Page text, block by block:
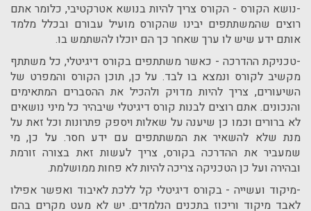
-נושא הקורס - הקורס צריך להיות בנושא אטרקטיבי, כלומר אתם
רוצים שהמשתתפים יבינו שהקורס מועיל עבורם ובכלל מלמד
אותם ידע שיש לו ערך שאחר כך הם יוכלו להשתמש בו.
-טכניקת ההדרכה - כאשר משתתפים בקורס דיגיטלי, כל משתתף
מקשיב לקורס ונמצא בו לבד. על כן, תוכן הקורס והמפרט של
השיעורים, צריך להיות מדויק ולהכיל את ההסברים המתאימים
והנכונים. אתם רוצים לבנות קורס דיגיטלי שיבהיר כל מיני נושאים
לא ברורים וכמו כן שיענה על שאלות ויספק פתרונות וכל זאת על
מנת שלא להשאיר את המשתתפים עם ידע חסר. על כן, מי
שמעביר את ההדרכה בקורס, צריך לעשות זאת בצורה זורמת
ובהירה ועל כן הטכניקה צריכה להיות לא פחות ממושלמת.
-מיקוד ועשייה - בקורס דיגיטלי קל ללכת לאיבוד ואפשר אפילו
לאבד מיקוד וריכוז בתכנים הנלמדים. יש לא מעט מקרים בהם